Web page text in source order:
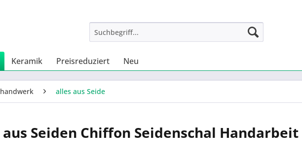
Keramik Preisreduziert Neu
alles aus Seide
Seiden Chiffon Seidenschal Handarbeit